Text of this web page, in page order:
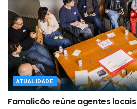
ATUALIDADE
Famalicão reúne agentes locais